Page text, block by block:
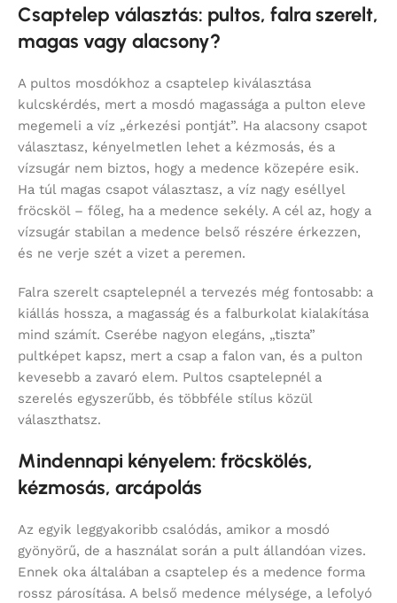
Csaptelep választás: pultos, falra szerelt,
magas vagy alacsony?
A pultos mosdókhoz a csaptelep kiválasztása
kulcskérdés, mert a mosdó magassága a pulton eleve
megemeli a víz „érkezési pontját”. Ha alacsony csapot
választasz, kényelmetlen lehet a kézmosás, és a
vízsugár nem biztos, hogy a medence közepére esik.
Ha túl magas csapot választasz, a víz nagy eséllyel
fröcsköl – főleg, ha a medence sekély. A cél az, hogy a
vízsugár stabilan a medence belső részére érkezzen,
és ne verje szét a vizet a peremen.
Falra szerelt csaptelepnél a tervezés még fontosabb: a
kiállás hossza, a magasság és a falburkolat kialakítása
mind számít. Cserébe nagyon elegáns, „tiszta”
pultképet kapsz, mert a csap a falon van, és a pulton
kevesebb a zavaró elem. Pultos csaptelepnél a
szerelés egyszerűbb, és többféle stílus közül
választhatsz.
Mindennapi kényelem: fröcskölés,
kézmosás, arcápolás
Az egyik leggyakoribb csalódás, amikor a mosdó
gyönyörű, de a használat során a pult állandóan vizes.
Ennek oka általában a csaptelep és a medence forma
rossz párosítása. A belső medence mélysége, a lefolyó